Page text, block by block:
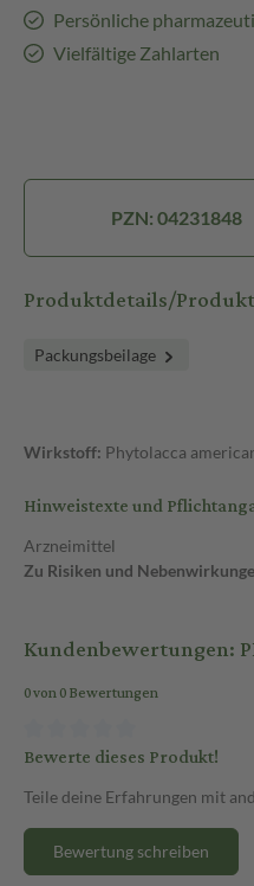
Persönliche
Vielfältige Zahlarten
PZN: 04231848
Produktdetails/
Packungsbeilage
Wirkstoff: Phytolacca
Hinweistexte und
Arzneimittel
Zu Risiken und
Kundenbewertungen:
0 von 0 Bewertungen
Bewerte dieses Produkt!
Teile deine Erfahrungen mit
Bewertung schreiben